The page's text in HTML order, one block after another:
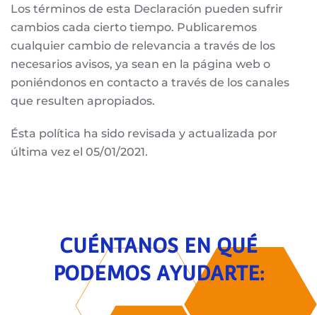
Los términos de esta Declaración pueden sufrir
cambios cada cierto tiempo. Publicaremos
cualquier cambio de relevancia a través de los
necesarios avisos, ya sean en la página web o
poniéndonos en contacto a través de los canales
que resulten apropiados.
Ésta política ha sido revisada y actualizada por
última vez el 05/01/2021.
CUÉNTANOS EN QUÉ
PODEMOS AYUDARTE: